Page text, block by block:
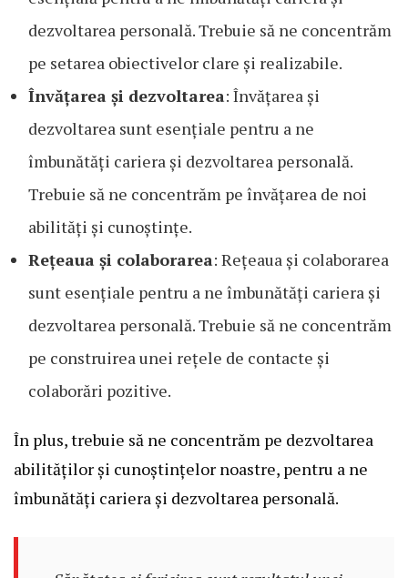
dezvoltarea personală. Trebuie să ne concentrăm
pe setarea obiectivelor clare și realizabile.
Învățarea și dezvoltarea: Învățarea și
dezvoltarea sunt esențiale pentru a ne
îmbunătăți cariera și dezvoltarea personală.
Trebuie să ne concentrăm pe învățarea de noi
abilități și cunoștințe.
Rețeaua și colaborarea: Rețeaua și colaborarea
sunt esențiale pentru a ne îmbunătăți cariera și
dezvoltarea personală. Trebuie să ne concentrăm
pe construirea unei rețele de contacte și
colaborări pozitive.
În plus, trebuie să ne concentrăm pe dezvoltarea
abilităților și cunoștințelor noastre, pentru a ne
îmbunătăți cariera și dezvoltarea personală.